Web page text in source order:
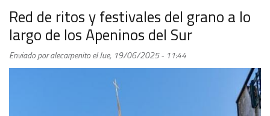
Red de ritos y festivales del grano a lo
largo de los Apeninos del Sur
Enviado poralecarpenitoelJue, 19/06/2025 - 11:44